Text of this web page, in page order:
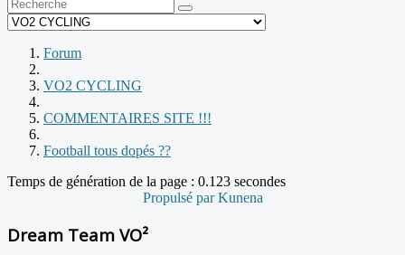
Forum
VO2 CYCLING
COMMENTAIRES SITE !!!
Football tous dopés ??
Temps de génération de la page : 0.123 secondes
Propulsé parKunena
Dream Team VO²